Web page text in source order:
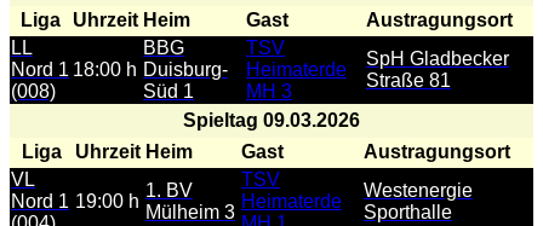
Liga
Uhrzeit Heim Gast
Austragungsort
LL
Nord 1
(008)
18:00 h
BBG
Duisburg-
Süd 1
TSV
Heimaterde
MH 3
SpH Gladbecker
Straße 81
Spieltag 09.03.2026
Liga
Uhrzeit Heim Gast
Austragungsort
VL
Nord 1 19:00 h
1. BV
Mülheim 3
TSV
Heimaterde
Westenergie
Sporthalle